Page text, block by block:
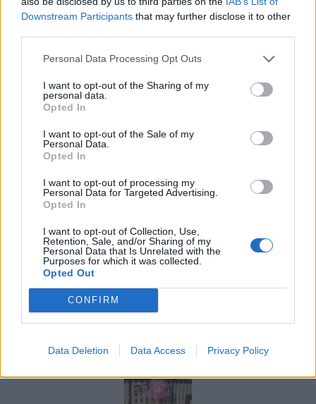
Downstream Participants that may further disclose it to other
Personal Data Processing Opt Outs
I want to opt-out of the Sharing of my
personal data.
Opted In
I want to opt-out of the Sale of my
Personal Data.
Opted In
I want to opt-out of processing my
Personal Data for Targeted Advertising.
Opted In
I want to opt-out of Collection, Use,
Retention, Sale, and/or Sharing of my
Personal Data that Is Unrelated with the
Purposes for which it was collected.
Opted Out
CONFIRM
Data Deletion Data Access Privacy Policy
– Melegedni akart szegényke! – mondták az emberek.
mindörökre elhagyta ezt a sötét világot.
(Fordította: Szendrey Júlia)
Kép forrása:Pinterest